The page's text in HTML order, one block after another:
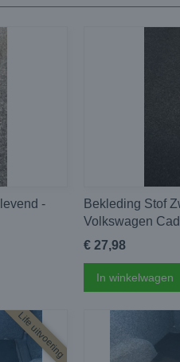
-
Bekleding Stof
Volkswagen
€ 27,98
In winkelwagen
Life uitvoering